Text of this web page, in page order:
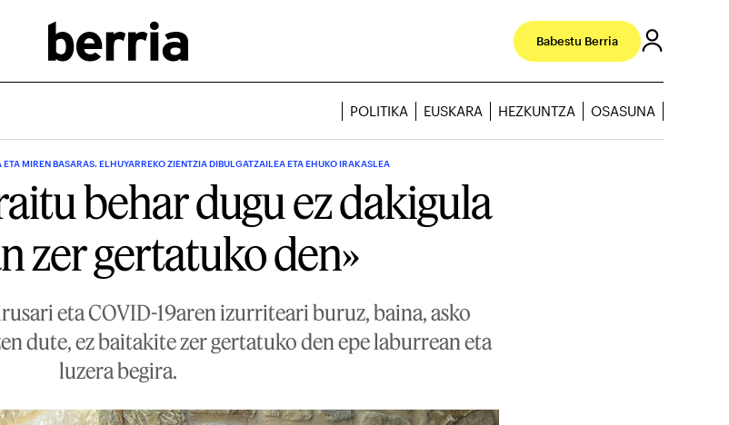
Babestu Berria
POLITIKA EUSKARA HEZKUNTZA OSASUNA
MIREN BASARAS. ELHUYARREKO ZIENTZIA DIBULGATZAILEA ETA EHUKO IRAKASLEA
behar dugu ez dakigula
zer gertatuko den»
eta COVID-19aren izurriteari buruz, baina, asko
dute, ez baitakite zer gertatuko den epe laburrean eta
luzera begira.